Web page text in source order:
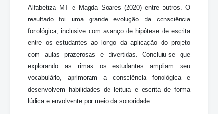
Alfabetiza MT e Magda Soares (2020) entre outros. O
resultado foi uma grande evolução da consciência
fonológica, inclusive com avanço de hipótese de escrita
entre os estudantes ao longo da aplicação do projeto
com aulas prazerosas e divertidas. Concluiu-se que
explorando as rimas os estudantes ampliam seu
vocabulário, aprimoram a consciência fonológica e
desenvolvem habilidades de leitura e escrita de forma
lúdica e envolvente por meio da sonoridade.